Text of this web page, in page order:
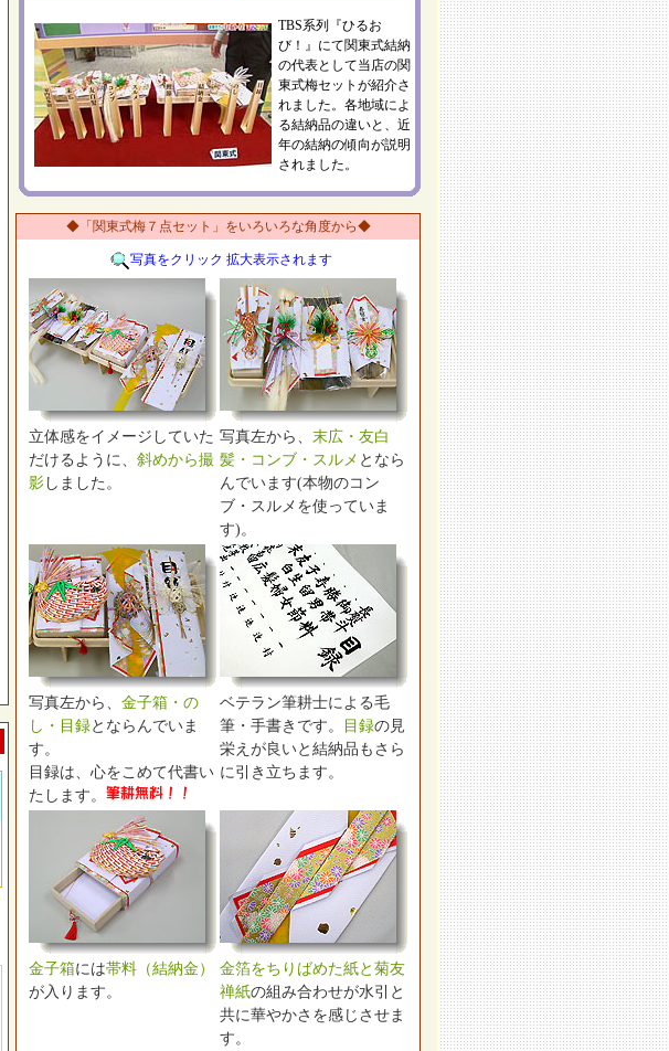
TBS系列『ひるお
び！』にて関東式結納
の代表として当店の関
東式梅セットが紹介さ
れました。各地域によ
る結納品の違いと、近
年の結納の傾向が説明
されました。
◆「関東式梅７点セット」をいろいろな角度から◆
写真をクリック 拡大表示されます
立体感をイメージしていた
だけるように、 斜めから撮
影 しました。
写真左から、 末広・友白
髪・コンブ・スルメ となら
んでいます(本物のコン
ブ・スルメを使っていま
す)。
写真左から、 金子箱・の
し・目録とならんでいま
す。
目録は、心をこめて代書い
たします。
ベテラン筆耕士による毛
筆・手書きです。
目録の見
栄えが良いと結納品もさら
に引き立ちます。
金子箱には帯料（結納金）
が入ります。
金箔をちりばめた紙と菊友
禅紙の組み合わせが水引と
共に華やかさを感じさせま
す。